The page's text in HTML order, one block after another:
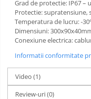
Grad de protectie: IP67
Protectie: supratensiune,
Temperatura de lucru: -
Dimensiuni:
Conexiune electrica:
Informatii conformitate
Video (1)
Review-uri(0)